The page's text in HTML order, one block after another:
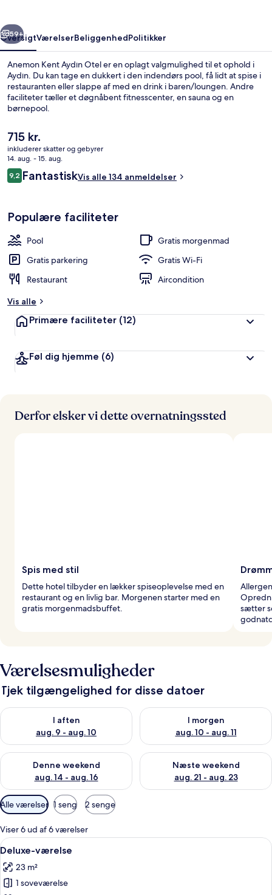
Næste
59+
OversigtVærelserBeliggenhedPolitikker
Anemon Kent Aydın Otel er en oplagt valgmulighed til et ophold i
Aydın. Du kan tage en dukkert i den indendørs pool, få lidt at spise i
restauranten eller slappe af med en drink i baren/loungen. Andre
faciliteter tæller et døgnåbent fitnesscenter, en sauna og en
børnepool.
Den
nuværende
pris
er
715 kr.
715 kr.
inkluderer skatter og gebyrer
14. aug. - 15. aug.
Anmeldelser
9,29,2 ud af 10.
FantastiskVis alle 134 anmeldelser
Populære faciliteter
Pool
Gratis morgenmad
Gratis parkering
Gratis Wi-Fi
Restaurant
Aircondition
Vis alle
Primære faciliteter (12)
Føl dig hjemme (6)
Derfor elsker vi dette overnatningssted
Spis med stil
Dette hotel tilbyder en lækker spiseoplevelse med en
restaurant og en livlig bar. Morgenen starter med en
gratis morgenmadsbuffet.
sætter
Værelsesmuligheder
Tjek tilgængelighed for disse datoer
I aften
aug. 9 - aug. 10
Tjek tilgængelighed for i aften aug. 9 - aug. 10
I morgen
aug. 10 - aug. 11
Tjek tilgængelighed for i
Denne weekend
aug. 14 - aug. 16
Tjek tilgængelighed for denne weekend aug. 14 - aug. 16
Næste weekend
aug. 21 - aug. 23
Tjek tilgængelighed for næste
Tilgængelige
filtre
for
værelser
Alle værelser 1 seng 2 senge
Viser 6 ud af 6 værelser
Indlæs
alle
billeder
af
Et hotelværelse med en stor seng,
4
Deluxe-værelse
23 m²
1 soveværelse